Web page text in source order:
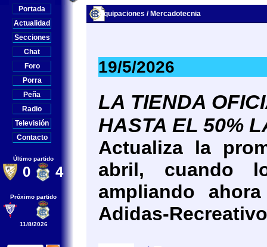
Último partido
0 4
Próximo partido
11/8/2026
Equipaciones / Mercadotecnia
19/5/2026
LA TIENDA
HASTA EL 50%
Actualiza la
abril, cuando
ampliando
Adidas-
Portada
Actualidad
Secciones
Chat
Foro
Porra
Peña
Radio
Televisión
Contacto